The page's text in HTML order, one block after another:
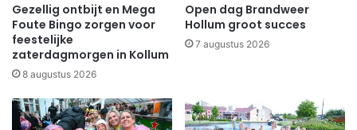
Gezellig ontbijt en Mega
Foute Bingo zorgen voor
feestelijke
zaterdagmorgen in Kollum
8 augustus 2026
Open dag Brandweer
Hollum groot succes
7 augustus 2026